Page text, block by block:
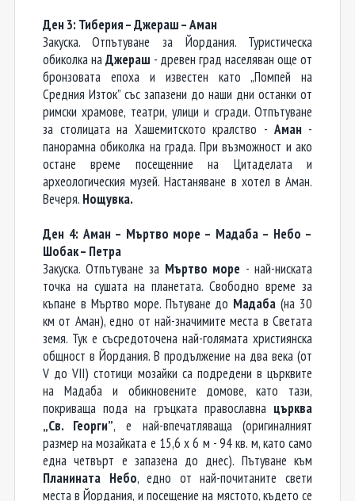
Ден 3: Тиберия– Джераш – Аман
Закуска. Отпътуване за Йордания. Туристическа
обиколка наДжераш - древен град населяван още от
бронзовата епоха и известен като „Помпей на
Средния Изток” със запазени до наши дни останки от
римски храмове, театри, улици и сгради. Отпътуване
за столицата на Хашемитското кралство - Аман -
панорамна обиколка на града. При възможност и ако
остане време посещенние на Цитаделата и
археологическия музей. Настаняване в хотел в Аман.
Вечеря. Нощувка.
Ден 4: Аман – Мъртво море – Мадаба – Небо –
Шобак – Петра
Закуска. Отпътуване за Мъртво море - най-ниската
точка на сушата на планетата. Свободно време за
къпане в Мъртво море. Пътуване до Мадаба (на 30
км от Аман), едно от най-значимите места в Светата
земя. Тук е съсредоточена най-голямата християнска
общност в Йордания. В продължение на два века (от
V до VII) стотици мозайки са подредени в църквите
на Мадаба и обикновените домове, като тази,
покриваща пода на гръцката православна църква
„Св. Георги”, е най-впечатляваща (оригиналният
размер на мозайката е 15,6 х 6 м - 94 кв. м, като само
една четвърт е запазена до днес). Пътуване към
Планината Небо, едно от най-почитаните свети
места в Йордания, и посещение на мястото, където се